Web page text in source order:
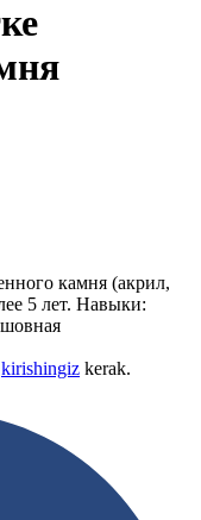
камня (акрил,
5 лет. Навыки:
kirishingiz kerak.